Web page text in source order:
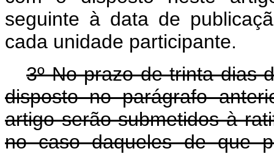
seguinte à data de
cada unidade participante.
3º No prazo de trinta dias
disposto no parágrafo
artigo serão submetidos à
no caso daqueles de que